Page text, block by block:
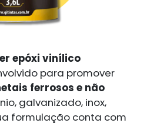
epóxi vinílico
para promover
ferrosos e não
galvanizado, inox,
formulação conta com